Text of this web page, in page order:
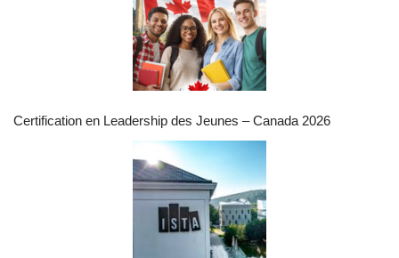
Certification en Leadership des Jeunes – Canada 2026